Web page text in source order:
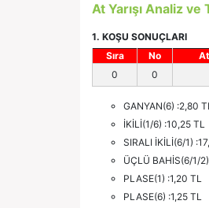
At Yarışı Analiz
1. KOŞU SONUÇLARI
Sıra
No
0
0
GANYAN(6) :2,80
İKİLİ(1/6) :10,25 TL
SIRALI İKİLİ(6/1)
ÜÇLÜ BAHİS(6/1/
PLASE(1) :1,20 TL
PLASE(6) :1,25 TL